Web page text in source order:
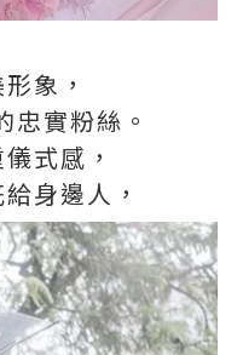
象，
實粉絲。
式感，
身邊人，